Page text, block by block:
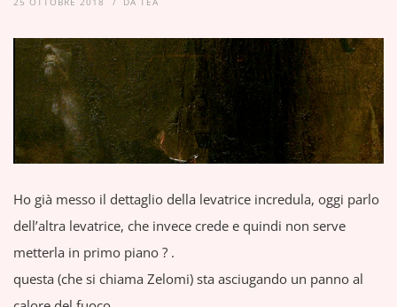
Ho già messo il dettaglio della levatrice incredula, oggi parlo
dell’altra levatrice, che invece crede e quindi non serve
metterla in primo piano ? .
questa (che si chiama Zelomi) sta asciugando un panno al